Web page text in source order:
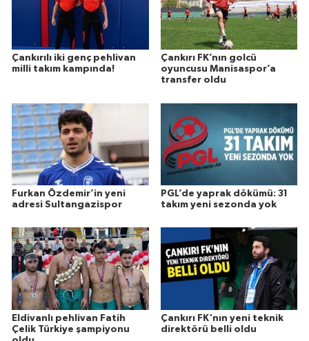
Çankırılı iki genç pehlivan
milli takım kampında!
Çankırı FK’nın golcü
oyuncusu Manisaspor’a
transfer oldu
Furkan Özdemir’in yeni
adresi Sultangazispor
PGL’de yaprak dökümü: 31
takım yeni sezonda yok
Eldivanlı pehlivan Fatih
Çelik Türkiye şampiyonu
Çankırı FK'nın yeni teknik
direktörü belli oldu